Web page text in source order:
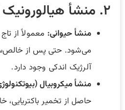
۲. منشأ هیالورونیک اسید
منشأ حیوانی: معمولاً از
می‌شود. حتی پس از
آلرژیک اندکی وجود دارد.
منشأ میکروبیال
حاصل از تخمیر